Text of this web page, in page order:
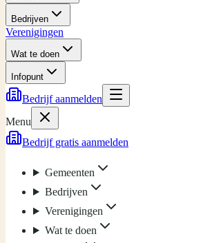
Bedrijven
Verenigingen
Wat te doen
Infopunt
Bedrijf aanmelden
Menu
Bedrijf gratis aanmelden
Gemeenten
Bedrijven
Verenigingen
Wat te doen